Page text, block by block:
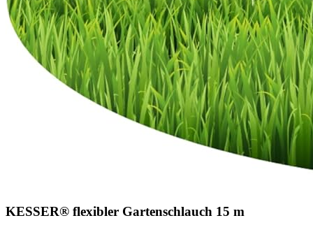
KESSER® flexibler Gartenschlauch 15 m